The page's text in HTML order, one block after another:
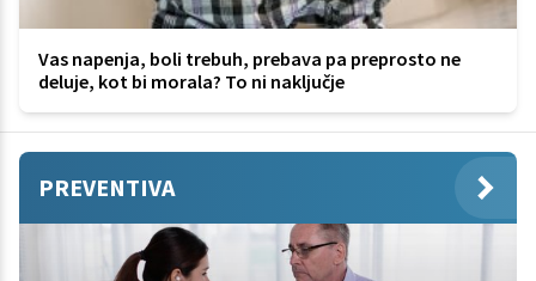
Vas napenja, boli trebuh, prebava pa preprosto ne
deluje, kot bi morala? To ni naključje
PREVENTIVA